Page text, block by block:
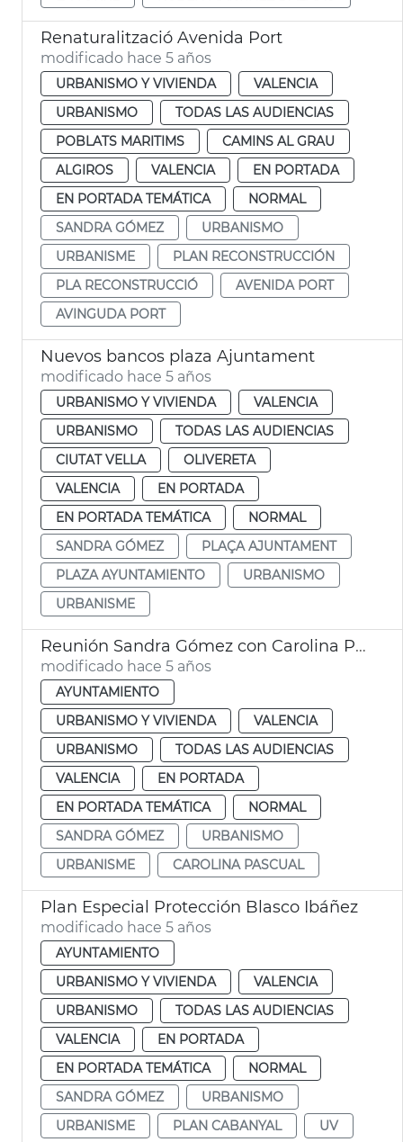
Renaturalització Avenida Port
modificado hace 5 años
URBANISMO Y VIVIENDA
VALENCIA
URBANISMO
TODAS LAS AUDIENCIAS
POBLATS MARITIMS
CAMINS AL GRAU
ALGIROS
VALENCIA
EN PORTADA
EN PORTADA TEMÁTICA
NORMAL
SANDRA GÓMEZ
URBANISMO
URBANISME
PLAN RECONSTRUCCIÓN
PLA RECONSTRUCCIÓ
AVENIDA PORT
AVINGUDA PORT
Nuevos bancos plaza Ajuntament
modificado hace 5 años
URBANISMO Y VIVIENDA
VALENCIA
URBANISMO
TODAS LAS AUDIENCIAS
CIUTAT VELLA
OLIVERETA
VALENCIA
EN PORTADA
EN PORTADA TEMÁTICA
NORMAL
SANDRA GÓMEZ
PLAÇA AJUNTAMENT
PLAZA AYUNTAMIENTO
URBANISMO
URBANISME
Reunión Sandra Gómez con Carolina Pascual
modificado hace 5 años
AYUNTAMIENTO
URBANISMO Y VIVIENDA
VALENCIA
URBANISMO
TODAS LAS AUDIENCIAS
VALENCIA
EN PORTADA
EN PORTADA TEMÁTICA
NORMAL
SANDRA GÓMEZ
URBANISMO
URBANISME
CAROLINA PASCUAL
Plan Especial Protección Blasco Ibáñez
modificado hace 5 años
AYUNTAMIENTO
URBANISMO Y VIVIENDA
VALENCIA
URBANISMO
TODAS LAS AUDIENCIAS
VALENCIA
EN PORTADA
EN PORTADA TEMÁTICA
NORMAL
SANDRA GÓMEZ
URBANISMO
URBANISME
PLAN CABANYAL UV